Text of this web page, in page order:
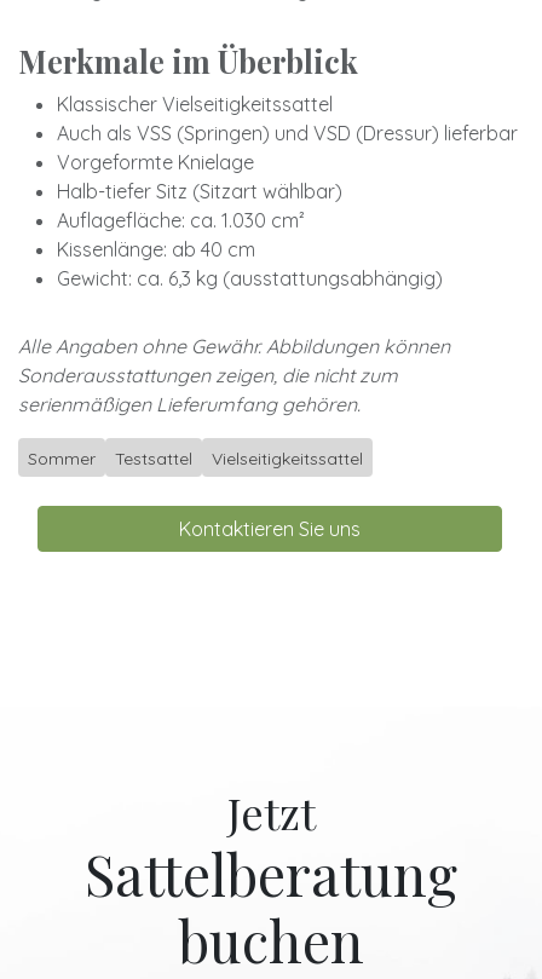
Merkmale im Überblick
Klassischer Vielseitigkeitssattel
Auch als VSS (Springen) und VSD (Dressur) lieferbar
Vorgeformte Knielage
Halb-tiefer Sitz (Sitzart wählbar)
Auflagefläche: ca. 1.030 cm²
Kissenlänge: ab 40 cm
Gewicht: ca. 6,3 kg (ausstattungsabhängig)
Alle Angaben ohne Gewähr. Abbildungen können
Sonderausstattungen zeigen, die nicht zum
serienmäßigen Lieferumfang gehören.
Sommer Testsattel Vielseitigkeitssattel
Kontaktieren Sie uns
Jetzt
Sattelberatung
buchen